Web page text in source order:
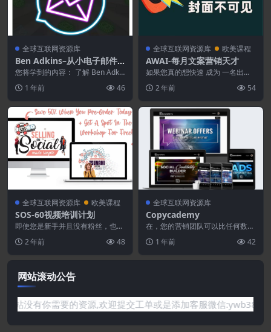
全球互联网资源库
Ben Adkins–从小电子邮件
列表赚大钱
您将学到的内容： 了解 Ben Adkin
在 9...1 年前 46
全球互联网资源库 欧美课程
AWAI-每月文案营销天才
如果您真的想快速 成为 一名出色
图书馆中使用 ...
2 年前 54
全球互联网资源库 欧美课程
SOS-60视频培训计划
即使您是新手并且没有粉丝，也想
利润吗？ 让我们帮助...
2 年前 48
全球互联网资源库
Copycademy
在，您的营销团队可以比任何数字
手可热​​的销售文案...
1 年前 42
网站滚动公告
需要的资源,欢迎提交工单或是添加客服微信:ywb386获取帮助！